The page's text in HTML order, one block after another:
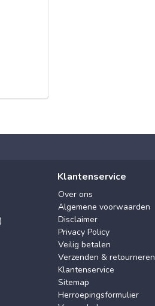
Klantenservice
Over ons
Algemene voorwaarden
Disclaimer
Privacy Policy
Veilig betalen
Verzenden & retourneren
Klantenservice
Sitemap
Herroepingsformulier